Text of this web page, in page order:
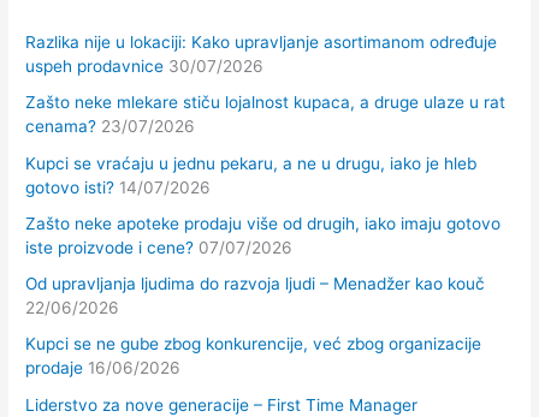
Razlika nije u lokaciji: Kako upravljanje asortimanom određuje
uspeh prodavnice 30/07/2026
Zašto neke mlekare stiču lojalnost kupaca, a druge ulaze u rat
cenama? 23/07/2026
Kupci se vraćaju u jednu pekaru, a ne u drugu, iako je hleb
gotovo isti? 14/07/2026
Zašto neke apoteke prodaju više od drugih, iako imaju gotovo
iste proizvode i cene? 07/07/2026
Od upravljanja ljudima do razvoja ljudi – Menadžer kao kouč
22/06/2026
Kupci se ne gube zbog konkurencije, već zbog organizacije
prodaje 16/06/2026
Liderstvo za nove generacije – First Time Manager